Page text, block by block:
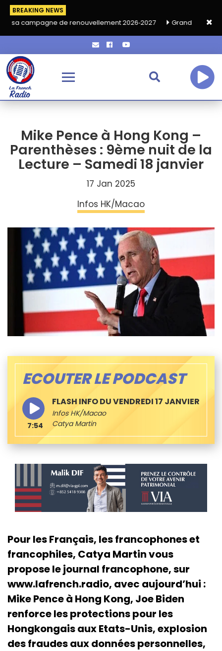
BREAKING NEWS
de renouvellement 2026‑2027 Grand café de rentrée HKA le
Mike Pence à Hong Kong –
Parenthèses : 9ème nuit de la
Lecture – Samedi 18 janvier
17 Jan 2025
Infos HK/Macao
ECOUTER LE PODCAST
FLASH INFO DU VENDREDI 17 JANVIER
Infos HK/Macao
Catya Martin
7:54
Pour les Français, les francophones et
francophiles, Catya Martin vous
propose le journal francophone, sur
www.lafrench.radio, avec aujourd’hui :
Mike Pence à Hong Kong, Joe Biden
renforce les protections pour les
Hongkongais aux Etats-Unis, explosion
des fraudes aux données personnelles,